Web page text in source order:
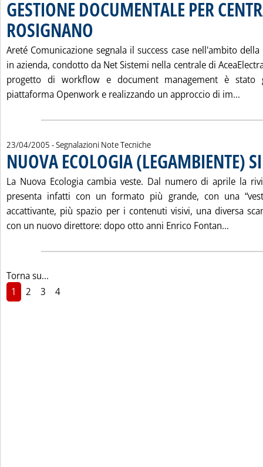
GESTIONE DOCUMENTALE PER
ROSIGNANO
Areté Comunicazione segnala il success case nell'ambito
in azienda, condotto da Net Sistemi nella centrale di
progetto di workflow e document management è stato
piattaforma Openwork e realizzando un approccio di im...
23/04/2005 - Segnalazioni Note Tecniche
NUOVA ECOLOGIA (LEGAMBIENTE)
La Nuova Ecologia cambia veste. Dal numero di aprile la
presenta infatti con un formato più grande, con una
accattivante, più spazio per i contenuti visivi, una diversa
con un nuovo direttore: dopo otto anni Enrico Fontan...
Torna su...
1
2 3 4